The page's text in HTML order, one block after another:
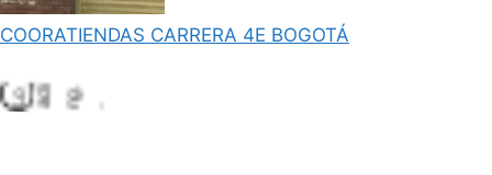
COORATIENDAS CARRERA 4E BOGOTÁ
L
o
d
i
g
.